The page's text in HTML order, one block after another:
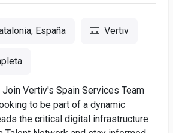
España Vertiv
Vertiv's Spain Services Team
to be part of a dynamic
the critical digital infrastructure